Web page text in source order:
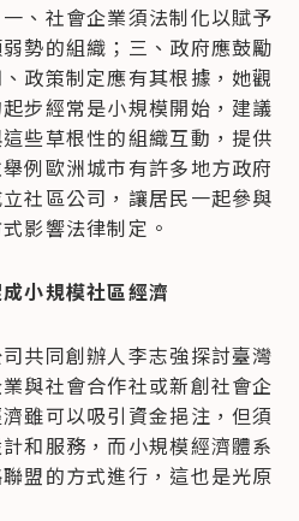
、社會企業須法制化以賦予
勢的組織；三、政府應鼓勵
政策制定應有其根據，她觀
步經常是小規模開始，建議
些草根性的組織互動，提供
例歐洲城市有許多地方政府
社區公司，讓居民一起參與
影響法律制定。
小規模社區經濟
共同創辦人李志強探討臺灣
與社會合作社或新創社會企
雖可以吸引資金挹注，但須
和服務，而小規模經濟體系
盟的方式進行，這也是光原